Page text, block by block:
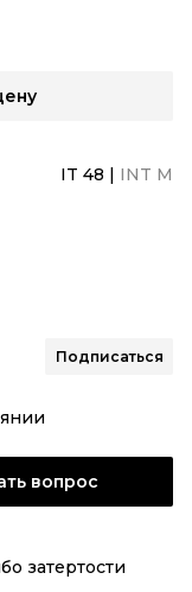
IT 48 | INT M
Подписаться
вопрос
затертости